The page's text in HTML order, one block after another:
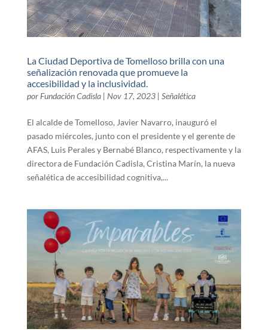
La Ciudad Deportiva de Tomelloso brilla con una
señalización renovada que promueve la
accesibilidad y la inclusividad.
por Fundación Cadisla| Nov 17, 2023| Señalética
El alcalde de Tomelloso, Javier Navarro, inauguró el
pasado miércoles, junto con el presidente y el gerente de
AFAS, Luis Perales y Bernabé Blanco, respectivamente y la
directora de Fundación Cadisla, Cristina Marín, la nueva
señalética de accesibilidad cognitiva,...